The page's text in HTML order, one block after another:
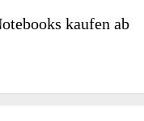
kaufen ab